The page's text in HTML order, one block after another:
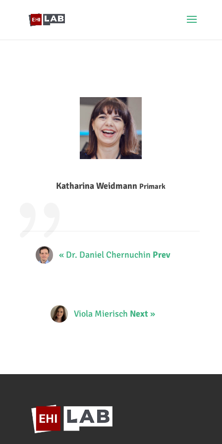
Katharina Weidmann Primark
« Dr. Daniel Chernuchin Prev
Viola Mierisch Next»